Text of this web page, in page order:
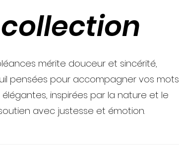
mérite douceur et sincérité,
pensées pour accompagner vos mots
inspirées par la nature et le
avec justesse et émotion.